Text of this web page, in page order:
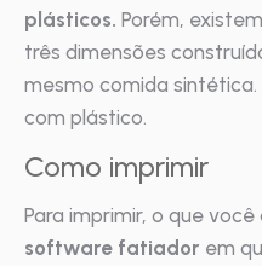
plásticos. Porém,
três dimensões
mesmo comida sintética.
com plástico.
Como imprimir
Para imprimir, o que
software fatiador em